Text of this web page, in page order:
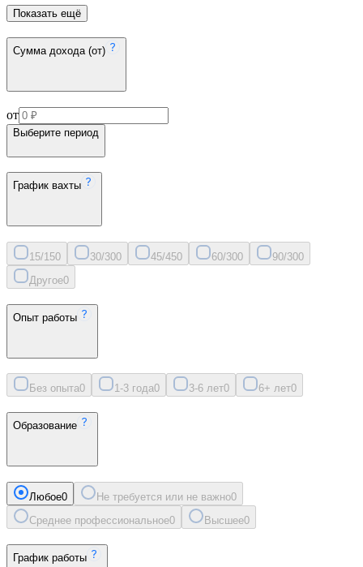
Показать ещё
Сумма дохода (от)
от
Выберите период
График вахты
15/150 30/300 45/450 60/300 90/300
Другое0
Опыт работы
Без опыта0 1-3 года0 3-6 лет0 6+ лет0
Образование
Любое0 Не требуется или не важно0
Среднее профессиональное0 Высшее0
График работы